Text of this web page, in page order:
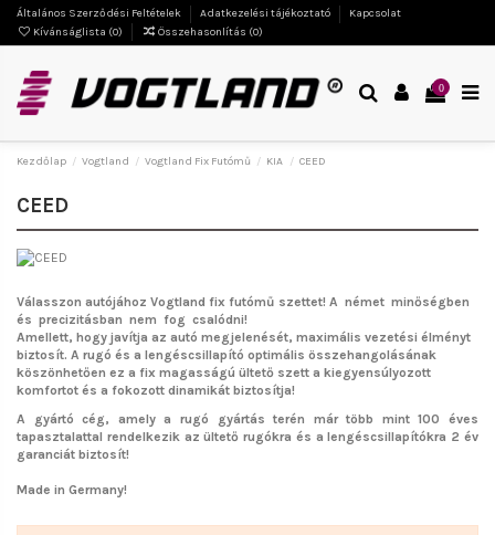
Általános Szerződési Feltételek Adatkezelési tájékoztató
Kapcsolat
Kívánságlista (0) Összehasonlítás (0)
0
Kezdőlap Vogtland Vogtland Fix Futómű KIA CEED
CEED
Válasszon autójához Vogtland fix futómű szettet! A német minőségben
és precizitásban nem fog csalódni!
Amellett, hogy javítja az autó megjelenését, maximális vezetési élményt
biztosít. A rugó és a lengéscsillapító optimális összehangolásának
köszönhetően ez a fix magasságú ültető szett a kiegyensúlyozott
komfortot és a fokozott dinamikát biztosítja!
A gyártó cég, amely a rugó gyártás terén már több mint 100 éves
tapasztalattal rendelkezik az ültető rugókra és a lengéscsillapítókra 2 év
garanciát biztosít!
Made in Germany!